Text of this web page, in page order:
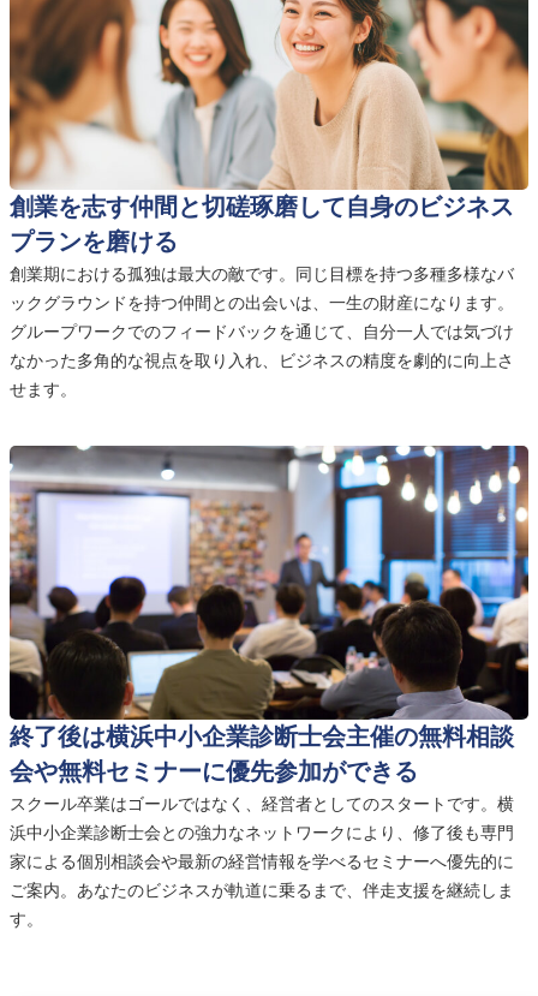
創業を志す仲間と切磋琢磨して自身のビジネス
プランを磨ける
創業期における孤独は最大の敵です。同じ目標を持つ多種多様なバ
ックグラウンドを持つ仲間との出会いは、一生の財産になります。
グループワークでのフィードバックを通じて、自分一人では気づけ
なかった多角的な視点を取り入れ、ビジネスの精度を劇的に向上さ
せます。
終了後は横浜中小企業診断士会主催の無料相談
会や無料セミナーに優先参加ができる
スクール卒業はゴールではなく、経営者としてのスタートです。横
浜中小企業診断士会との強力なネットワークにより、修了後も専門
家による個別相談会や最新の経営情報を学べるセミナーへ優先的に
ご案内。あなたのビジネスが軌道に乗るまで、伴走支援を継続しま
す。